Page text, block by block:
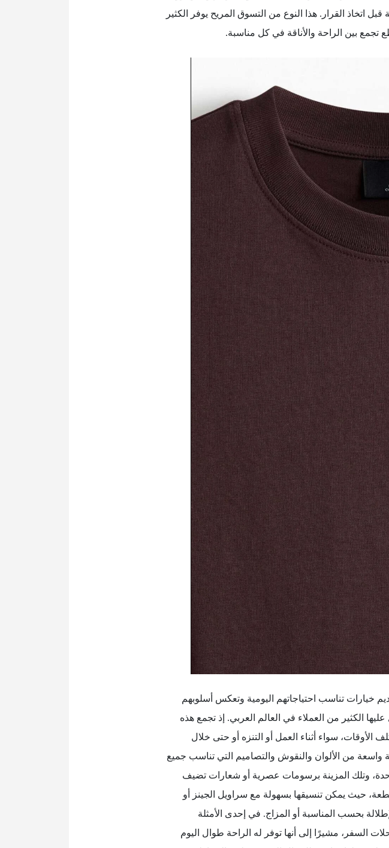
اتخاذ القرار. هذا النوع من التسوق المريح يوفر الكثير
بين الراحة والأناقة في كل مناسبة.
خيارات تناسب احتياجاتهم اليومية وتعكس أسلوبهم
الكثير من العملاء في العالم العربي. إذ تجمع هذه
الأوقات، سواء أثناء العمل أو التنزه أو حتى خلال
واسعة من الألوان والنقوش والتصاميم التي تناسب جميع
وتلك المزينة برسومات عصرية أو شعارات تضيف
حيث يمكن تنسيقها بسهولة مع سراويل الجينز أو
بحسب المناسبة أو المزاج. في إحدى الأمثلة
السفر، مشيرًا إلى أنها توفر له الراحة طوال اليوم